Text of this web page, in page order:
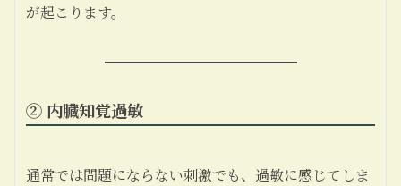
が起こります。
② 内臓知覚過敏
通常では問題にならない刺激でも、過敏に感じてしま